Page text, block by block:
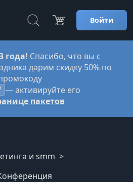
Войти
года! Спасибо, что вы с
дарим скидку 50% по
— активируйте его
пакетов
и smm